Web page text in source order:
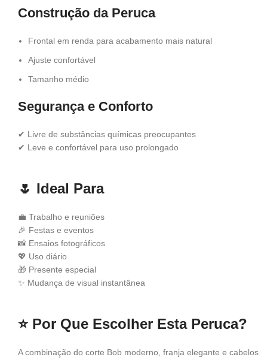
Construção da Peruca
Frontal em renda para acabamento mais natural
Ajuste confortável
Tamanho médio
Segurança e Conforto
✔ Livre de substâncias químicas preocupantes
✔ Leve e confortável para uso prolongado
🌷 Ideal Para
💼 Trabalho e reuniões
🎉 Festas e eventos
📸 Ensaios fotográficos
💖 Uso diário
🎁 Presente especial
✨ Mudança de visual instantânea
⭐ Por Que Escolher Esta Peruca?
A combinação do corte Bob moderno, franja elegante e